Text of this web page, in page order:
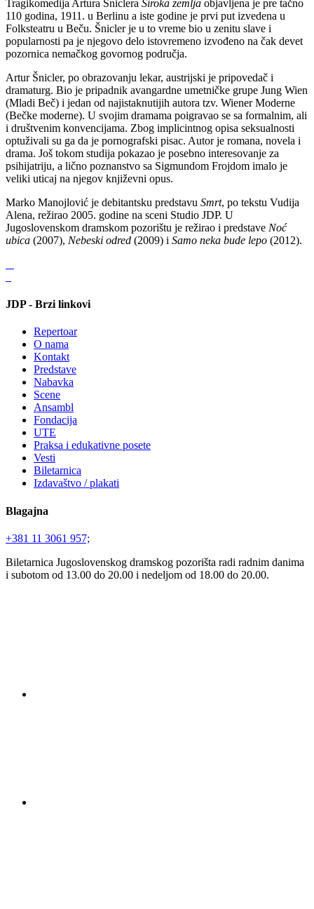
Tragikomedija Artura Šniclera Široka zemlja objavljena je pre tačno
110 godina, 1911. u Berlinu a iste godine je prvi put izvedena u
Folksteatru u Beču. Šnicler je u to vreme bio u zenitu slave i
popularnosti pa je njegovo delo istovremeno izvođeno na čak devet
pozornica nemačkog govornog područja.
Artur Šnicler, po obrazovanju lekar, austrijski je pripovedač i
dramaturg. Bio je pripadnik avangardne umetničke grupe Jung Wien
(Mladi Beč) i jedan od najistaknutijih autora tzv. Wiener Moderne
(Bečke moderne). U svojim dramama poigravao se sa formalnim, ali
i društvenim konvencijama. Zbog implicintnog opisa seksualnosti
optuživali su ga da je pornografski pisac. Autor je romana, novela i
drama. Još tokom studija pokazao je posebno interesovanje za
psihijatriju, a lično poznanstvo sa Sigmundom Frojdom imalo je
veliki uticaj na njegov književni opus.
Marko Manojlović je debitantsku predstavu Smrt, po tekstu Vudija
Alena, režirao 2005. godine na sceni Studio JDP. U
Jugoslovenskom dramskom pozorištu je režirao i predstave Noć
ubica (2007), Nebeski odred (2009) i Samo neka bude lepo (2012).
JDP - Brzi linkovi
Repertoar
O nama
Kontakt
Predstave
Nabavka
Scene
Ansambl
Fondacija
UTE
Praksa i edukativne posete
Vesti
Biletarnica
Izdavaštvo / plakati
Blagajna
+381 11 3061 957;
Biletarnica Jugoslovenskog dramskog pozorišta radi radnim danima
i subotom od 13.00 do 20.00 i nedeljom od 18.00 do 20.00.